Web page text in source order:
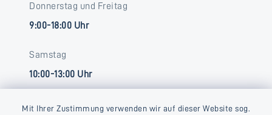
Mit Ihrer Zustimmung verwenden wir auf dieser Website sog.
Donnerstag und Freitag
9:00-18:00 Uhr
Samstag
10:00-13:00 Uhr